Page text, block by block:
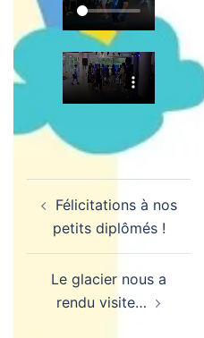
d’article
Félicitations à nos
petits diplômés !
Le glacier nous a
rendu visite…